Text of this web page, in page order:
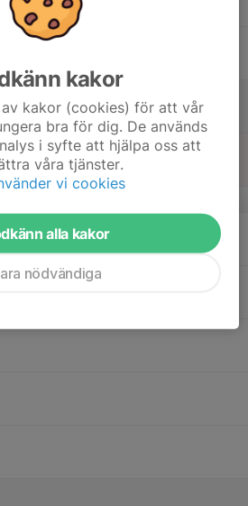
kakor
kakor (cookies) för att vår
bra för dig. De används
i syfte att hjälpa oss att
våra tjänster.
vi cookies
alla kakor
nödvändiga